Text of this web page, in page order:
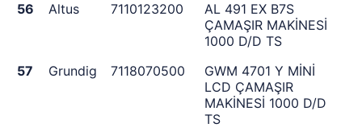
56
Altus 7110123200
AL 491 EX B7S
ÇAMAŞIR MAKİNESİ
1000 D/D TS
57
Grundig 7118070500
GWM 4701 Y MİNİ
LCD ÇAMAŞIR
MAKİNESİ 1000 D/D
TS